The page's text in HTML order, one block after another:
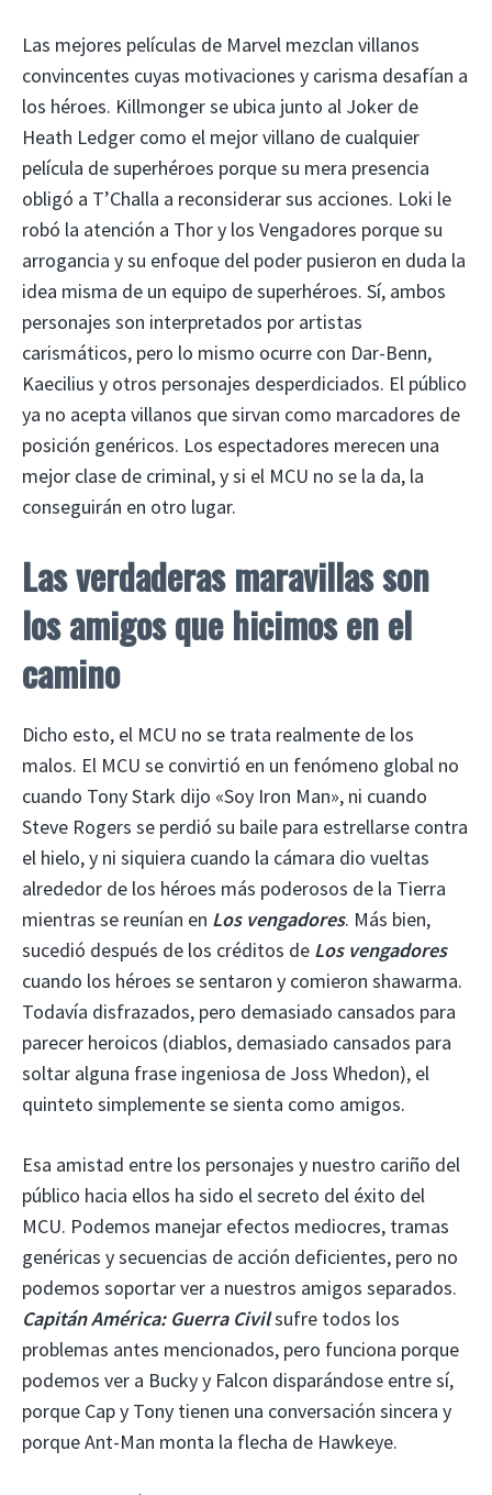
Las mejores películas de Marvel mezclan villanos
convincentes cuyas motivaciones y carisma desafían a
los héroes. Killmonger se ubica junto al Joker de
Heath Ledger como el mejor villano de cualquier
película de superhéroes porque su mera presencia
obligó a T’Challa a reconsiderar sus acciones. Loki le
robó la atención a Thor y los Vengadores porque su
arrogancia y su enfoque del poder pusieron en duda la
idea misma de un equipo de superhéroes. Sí, ambos
personajes son interpretados por artistas
carismáticos, pero lo mismo ocurre con Dar-Benn,
Kaecilius y otros personajes desperdiciados. El público
ya no acepta villanos que sirvan como marcadores de
posición genéricos. Los espectadores merecen una
mejor clase de criminal, y si el MCU no se la da, la
conseguirán en otro lugar.
Las verdaderas maravillas son
los amigos que hicimos en el
camino
Dicho esto, el MCU no se trata realmente de los
malos. El MCU se convirtió en un fenómeno global no
cuando Tony Stark dijo «Soy Iron Man», ni cuando
Steve Rogers se perdió su baile para estrellarse contra
el hielo, y ni siquiera cuando la cámara dio vueltas
alrededor de los héroes más poderosos de la Tierra
mientras se reunían en Los vengadores. Más bien,
sucedió después de los créditos de Los vengadores
cuando los héroes se sentaron y comieron shawarma.
Todavía disfrazados, pero demasiado cansados ​​para
parecer heroicos (diablos, demasiado cansados ​​para
soltar alguna frase ingeniosa de Joss Whedon), el
quinteto simplemente se sienta como amigos.
Esa amistad entre los personajes y nuestro cariño del
público hacia ellos ha sido el secreto del éxito del
MCU. Podemos manejar efectos mediocres, tramas
genéricas y secuencias de acción deficientes, pero no
podemos soportar ver a nuestros amigos separados.
Capitán América: Guerra Civilsufre todos los
problemas antes mencionados, pero funciona porque
podemos ver a Bucky y Falcon disparándose entre sí,
porque Cap y Tony tienen una conversación sincera y
porque Ant-Man monta la flecha de Hawkeye.